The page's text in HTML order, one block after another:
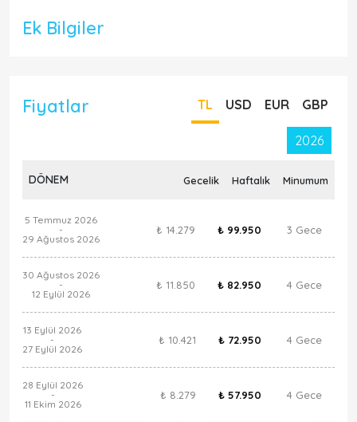
Ek Bilgiler
Fiyatlar TL USD EUR GBP
2026
DÖNEM Gecelik Haftalık Minumum
5 Temmuz 2026
-
29 Ağustos 2026
₺ 14.279 ₺ 99.950 3 Gece
30 Ağustos 2026
-
12 Eylül 2026
₺ 11.850 ₺ 82.950 4 Gece
13 Eylül 2026
-
27 Eylül 2026
₺ 10.421 ₺ 72.950 4 Gece
28 Eylül 2026
-
11 Ekim 2026
₺ 8.279 ₺ 57.950 4 Gece